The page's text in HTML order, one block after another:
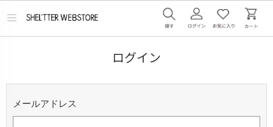
メ
ログイン
メールアドレス